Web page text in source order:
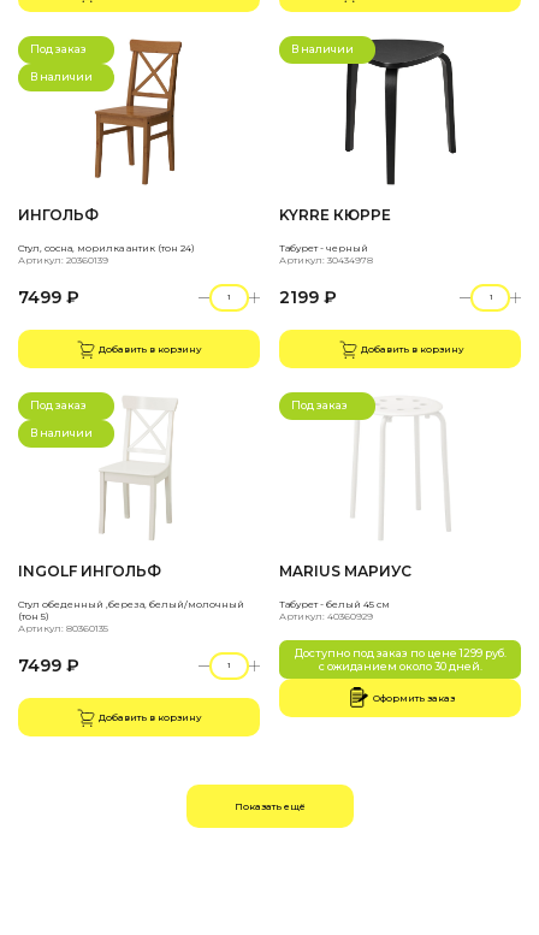
Под заказ
В наличии
ИНГОЛЬФ
Стул, сосна, морилка антик (тон 24)
Артикул: 20360139
7499 ₽
Добавить в корзину
В наличии
KYRRE КЮРРЕ
Табурет - черный
Артикул: 30434978
2199 ₽
Добавить в корзину
Под заказ
В наличии
INGOLF ИНГОЛЬФ
Стул обеденный ,береза, белый/молочный
(тон 5)
Артикул: 80360135
7499 ₽
Добавить в корзину
Под заказ
MARIUS МАРИУС
Табурет - белый 45 см
Артикул: 40360929
Доступно под заказ по цене 1299 руб.
с ожиданием около 30 дней.
Оформить заказ
Показать ещё